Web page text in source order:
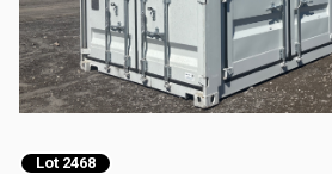
Lot 2468